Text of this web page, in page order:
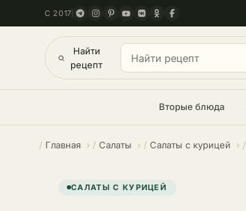
С 2017
Найти
рецепт
Вторые блюда
Главная Салаты Салаты с курицей
САЛАТЫ С КУРИЦЕЙ